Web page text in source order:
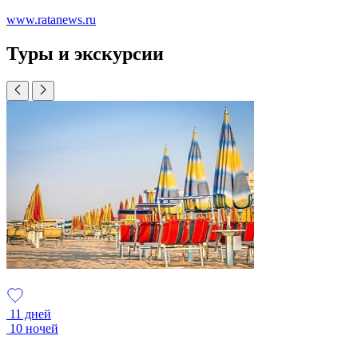
www.ratanews.ru
Туры и экскурсии
11 дней
10 ночей